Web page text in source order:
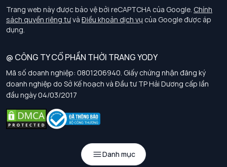
Danh mục
Chính sách bảo vệ dữ liệu cá nhân
Chính sách thanh toán, giao nhận
Chính sách chất lượng và an toàn sức khoẻ nghề nghiệp
Chính sách đơn đồng phục
Hướng dẫn chọn kích thước
Tuyển dụng
Trang web này được bảo vệ bởi reCAPTCHA của Google. Chính
sách quyền riêng tưvà Điều khoản dịch vụ của Google được áp
dụng.
@ CÔNG TY CỔ PHẦN THỜI TRANG YODY
Mã số doanh nghiệp: 0801206940. Giấy chứng nhận đăng ký
doanh nghiệp do Sở Kế hoạch và Đầu tư TP Hải Dương cấp lần
đầu ngày 04/03/2017